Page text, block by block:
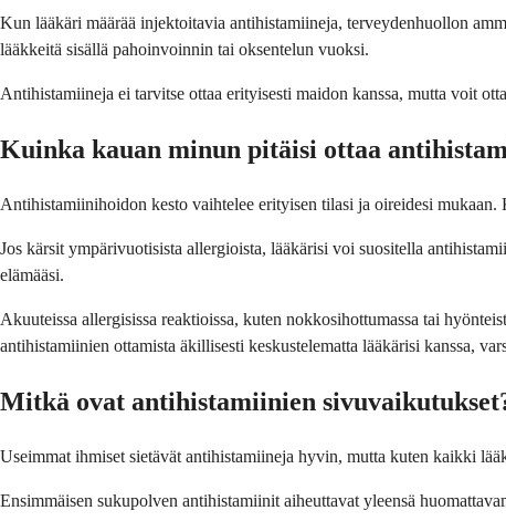
Kun lääkäri määrää injektoitavia antihistamiineja, terveydenhuollon
lääkkeitä sisällä pahoinvoinnin tai oksentelun vuoksi.
Antihistamiineja ei tarvitse ottaa erityisesti maidon kanssa, mutta voit
Kuinka kauan minun pitäisi ottaa
Antihistamiinihoidon kesto vaihtelee erityisen tilasi ja oireidesi
Jos kärsit ympärivuotisista allergioista, lääkärisi voi suositella
elämääsi.
Akuuteissa allergisissa reaktioissa, kuten nokkosihottumassa tai
antihistamiinien ottamista äkillisesti keskustelematta lääkärisi kanssa,
Mitkä ovat antihistamiinien
Useimmat ihmiset sietävät antihistamiineja hyvin, mutta kuten kaikki
Ensimmäisen sukupolven antihistamiinit aiheuttavat yleensä